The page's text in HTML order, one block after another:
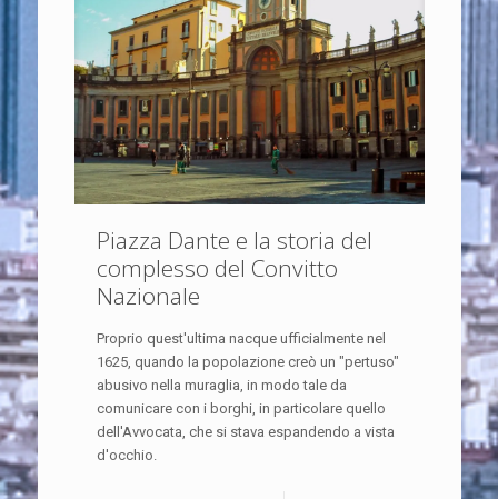
Piazza Dante e la storia del
complesso del Convitto
Nazionale
Proprio quest'ultima nacque ufficialmente nel
1625, quando la popolazione creò un "pertuso"
abusivo nella muraglia, in modo tale da
comunicare con i borghi, in particolare quello
dell'Avvocata, che si stava espandendo a vista
d'occhio.